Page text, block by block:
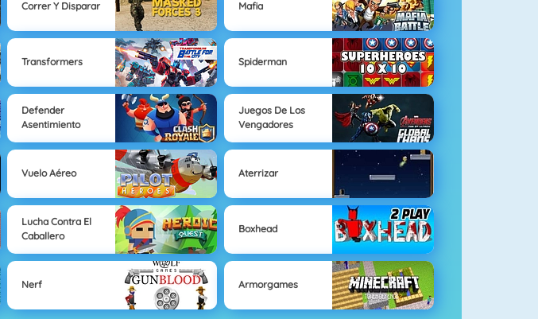
Correr Y Disparar Mafia
Transformers Spiderman
Defender
Asentimiento
Juegos De Los
Vengadores
Vuelo Aéreo Aterrizar
Lucha Contra El
Caballero
Boxhead
Nerf Armorgames